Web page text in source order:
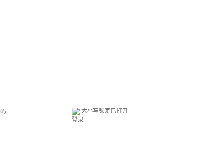
大小写锁定已打开
登录